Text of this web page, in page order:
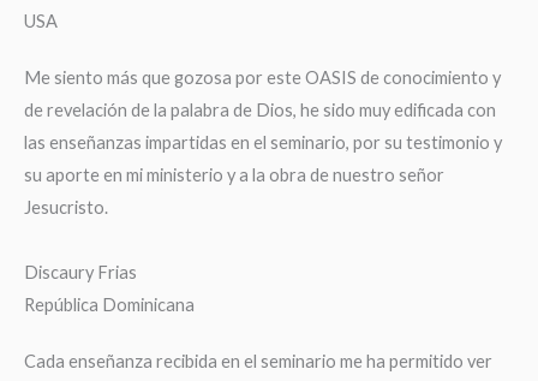
USA
Me siento más que gozosa por este OASIS de conocimiento y
de revelación de la palabra de Dios, he sido muy edificada con
las enseñanzas impartidas en el seminario, por su testimonio y
su aporte en mi ministerio y a la obra de nuestro señor
Jesucristo.
Discaury Frias
República Dominicana
Cada enseñanza recibida en el seminario me ha permitido ver